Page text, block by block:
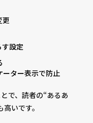
更
す設定
ター表示で防止
で、読者の“あるあ
いです。